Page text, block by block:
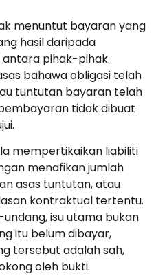
menuntut bayaran yang
hasil daripada
pihak-pihak.
bahawa obligasi telah
tuntutan bayaran telah
tidak dibuat
mempertikaikan liabiliti
menafikan jumlah
asas tuntutan, atau
kontraktual tertentu.
isu utama bukan
itu belum dibayar,
tersebut adalah sah,
oleh bukti.